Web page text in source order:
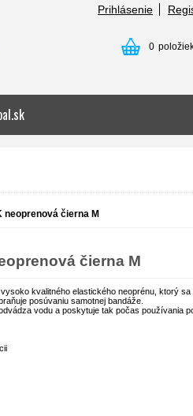
Prihlásenie
0
neoprenová čierna M
čierna M
kvalitného elastického neoprénu, ktorý sa
posúvaniu samotnej bandáže.
vodu a poskytuje tak počas používania